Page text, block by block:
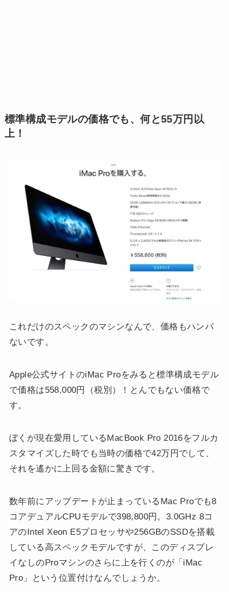
標準構成モデルの価格でも、何と55万円以
上！
これだけのスペックのマシンなんで、価格もハンパ
ないです。
Apple公式サイトのiMac Proをみると標準構成モデル
で価格は558,000円（税別）！とんでもない価格で
す。
ぼくが現在愛用しているMacBook Pro 2016をフルカ
スタマイズした時でも当時の価格で42万円でして、
それを遙かに上回る金額に驚きです。
数年前にアップデートが止まっているMac Proでも8
コアデュアルCPUモデルで398,800円。3.0GHz 8コ
アのIntel Xeon E5プロセッサや256GBのSSDを搭載
している高スペックモデルですが、このディスプレ
イなしのProマシンのさらに上を行くのが「iMac
Pro」という位置付けなんでしょうか。